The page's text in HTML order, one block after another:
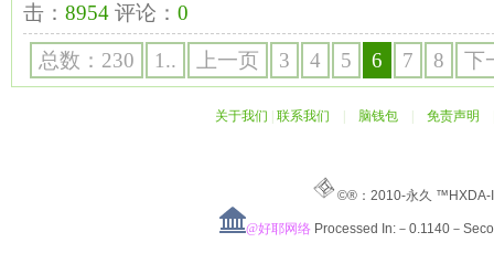
击： 8954 评论： 0
总数：230 1.. 上一页 3 4 5 6 7 8 下
关于我们 联系我们 脑钱包 免责声明
©®：2010-永久
@好耶网络 Processed In:－0.1140－